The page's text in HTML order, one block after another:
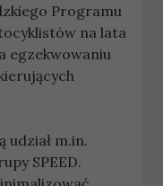
Programu
na lata
egzekwowaniu
udział m.in.
SPEED.